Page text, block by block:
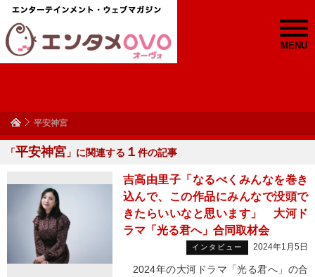
MENU
平安神宮
「平安神宮 」に関連する １ 件の記事
吉高由里子「なるべくみんなを巻き
込んで、この作品にみんなで没頭で
きたらいいなと思います」 大河ド
ラマ「光る君へ」合同取材会
インタビュー 2024年1月5日
2024年の大河ドラマ「光る君へ」の合